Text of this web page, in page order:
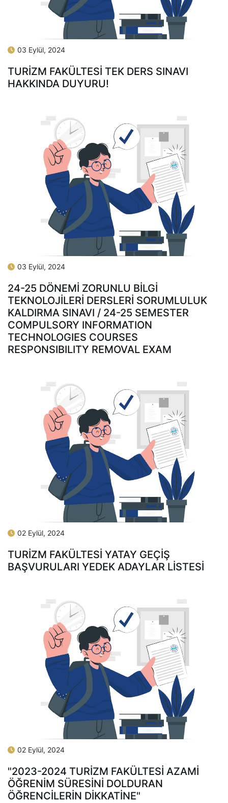
03 Eylül, 2024
TURIZM FAKÜLTESI TEK DERS SINAVI
HAKKINDA DUYURU!
03 Eylül, 2024
24-25 DÖNEMİ ZORUNLU BİLGİ
TEKNOLOJİLERİ DERSLERİ SORUMLULUK
KALDIRMA SINAVI / 24-25 SEMESTER
COMPULSORY INFORMATION
TECHNOLOGIES COURSES
RESPONSIBILITY REMOVAL EXAM
02 Eylül, 2024
TURIZM FAKÜLTESI YATAY GEÇIŞ
BAŞVURULARI YEDEK ADAYLAR LISTESI
02 Eylül, 2024
"2023-2024 TURİZM FAKÜLTESİ AZAMİ
ÖĞRENİM SÜRESİNİ DOLDURAN
ÖĞRENCİLERİN DİKKATİNE"